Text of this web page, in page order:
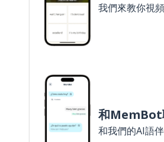
我們來教你視
和MemBot
和我們的AI語